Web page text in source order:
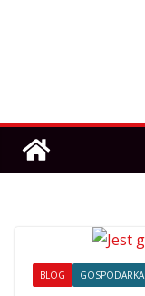
BLOG GOSPODARKA